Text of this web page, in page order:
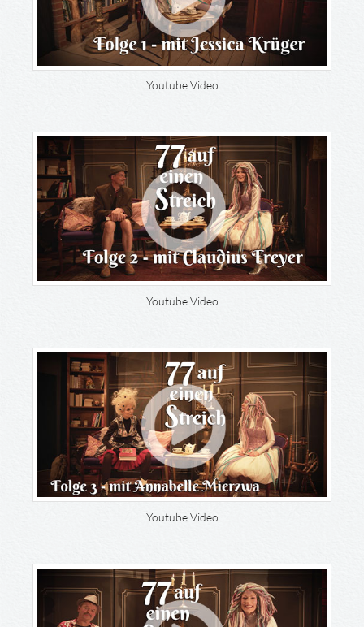
Youtube Video
Youtube Video
Youtube Video